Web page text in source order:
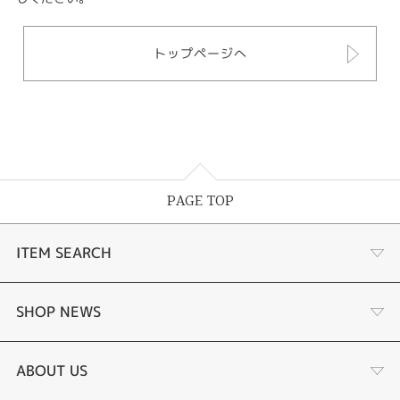
トップページへ
PAGE TOP
ITEM SEARCH
婚約指輪
手作り婚約指輪
SHOP NEWS
デジタルジュエリー®とは
ABOUT US